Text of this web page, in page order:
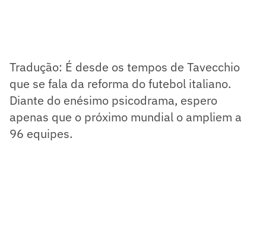
Tradução: É desde os tempos de Tavecchio
que se fala da reforma do futebol italiano.
Diante do enésimo psicodrama, espero
apenas que o próximo mundial o ampliem a
96 equipes.